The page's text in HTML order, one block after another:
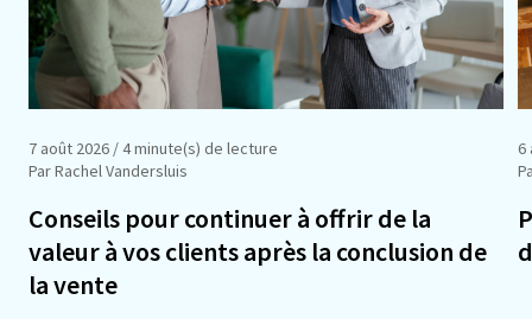
7 août 2026 / 4 minute(s) de lecture
Par Rachel Vandersluis
Conseils pour continuer à offrir de la
valeur à vos clients après la conclusion de
la vente
6